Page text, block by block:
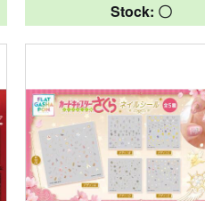
Stock: 〇